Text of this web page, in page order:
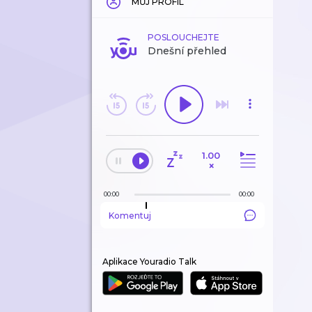
POSLOUCHEJTE
Dnešní přehled
1.00
×
00:00 00:00
Komentuj
Aplikace Youradio Talk